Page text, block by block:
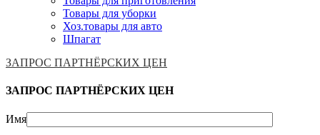
Товары для уборки
Хоз.товары для авто
Шпагат
ЗАПРОС ПАРТНЁРСКИХ ЦЕН
ЗАПРОС ПАРТНЁРСКИХ ЦЕН
Имя